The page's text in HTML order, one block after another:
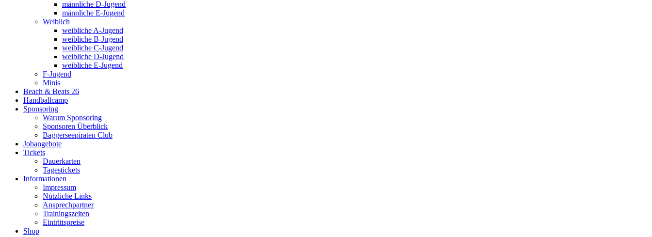
männliche D-Jugend
männliche E-Jugend
Weiblich
weibliche A-Jugend
weibliche B-Jugend
weibliche C-Jugend
weibliche D-Jugend
weibliche E-Jugend
F-Jugend
Minis
Beach & Beats 26
Handballcamp
Sponsoring
Warum Sponsoring
Sponsoren Überblick
Baggerseepiraten Club
Jobangebote
Tickets
Dauerkarten
Tagestickets
Informationen
Impressum
Nützliche Links
Ansprechpartner
Trainingszeiten
Eintrittspreise
Shop